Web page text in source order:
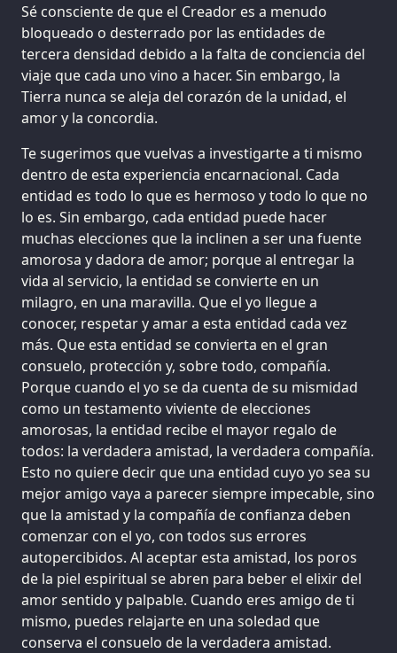
Sé consciente de que el Creador es a menudo
bloqueado o desterrado por las entidades de
tercera densidad debido a la falta de conciencia del
viaje que cada uno vino a hacer. Sin embargo, la
Tierra nunca se aleja del corazón de la unidad, el
amor y la concordia.
Te sugerimos que vuelvas a investigarte a ti mismo
dentro de esta experiencia encarnacional. Cada
entidad es todo lo que es hermoso y todo lo que no
lo es. Sin embargo, cada entidad puede hacer
muchas elecciones que la inclinen a ser una fuente
amorosa y dadora de amor; porque al entregar la
vida al servicio, la entidad se convierte en un
milagro, en una maravilla. Que el yo llegue a
conocer, respetar y amar a esta entidad cada vez
más. Que esta entidad se convierta en el gran
consuelo, protección y, sobre todo, compañía.
Porque cuando el yo se da cuenta de su mismidad
como un testamento viviente de elecciones
amorosas, la entidad recibe el mayor regalo de
todos: la verdadera amistad, la verdadera compañía.
Esto no quiere decir que una entidad cuyo yo sea su
mejor amigo vaya a parecer siempre impecable, sino
que la amistad y la compañía de confianza deben
comenzar con el yo, con todos sus errores
autopercibidos. Al aceptar esta amistad, los poros
de la piel espiritual se abren para beber el elixir del
amor sentido y palpable. Cuando eres amigo de ti
mismo, puedes relajarte en una soledad que
conserva el consuelo de la verdadera amistad.